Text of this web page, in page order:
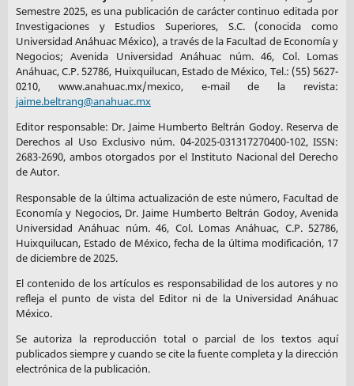
Semestre 2025, es una publicación de carácter continuo editada por
Investigaciones y Estudios Superiores, S.C. (conocida como
Universidad Anáhuac México), a través de la Facultad de Economía y
Negocios; Avenida Universidad Anáhuac núm. 46, Col. Lomas
Anáhuac, C.P. 52786, Huixquilucan, Estado de México, Tel.: (55) 5627-
0210, www.anahuac.mx/mexico, e-mail de la revista:
jaime.beltrang@anahuac.mx
Editor responsable: Dr. Jaime Humberto Beltrán Godoy. Reserva de
Derechos al Uso Exclusivo núm. 04-2025-031317270400-102, ISSN:
2683-2690, ambos otorgados por el Instituto Nacional del Derecho
de Autor.
Responsable de la última actualización de este número, Facultad de
Economía y Negocios, Dr. Jaime Humberto Beltrán Godoy, Avenida
Universidad Anáhuac núm. 46, Col. Lomas Anáhuac, C.P. 52786,
Huixquilucan, Estado de México, fecha de la última modificación, 17
de diciembre de 2025.
El contenido de los artículos es responsabilidad de los autores y no
refleja el punto de vista del Editor ni de la Universidad Anáhuac
México.
Se autoriza la reproducción total o parcial de los textos aquí
publicados siempre y cuando se cite la fuente completa y la dirección
electrónica de la publicación.